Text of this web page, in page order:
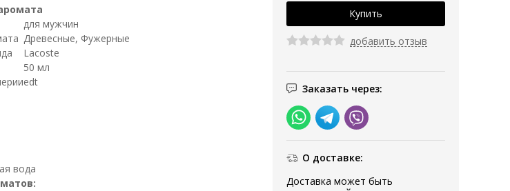
добавить отзыв
Заказать через:
О доставке:
Доставка может быть
для мужчин
Древесные, Фужерные
Lacoste
50 мл
edt
вода